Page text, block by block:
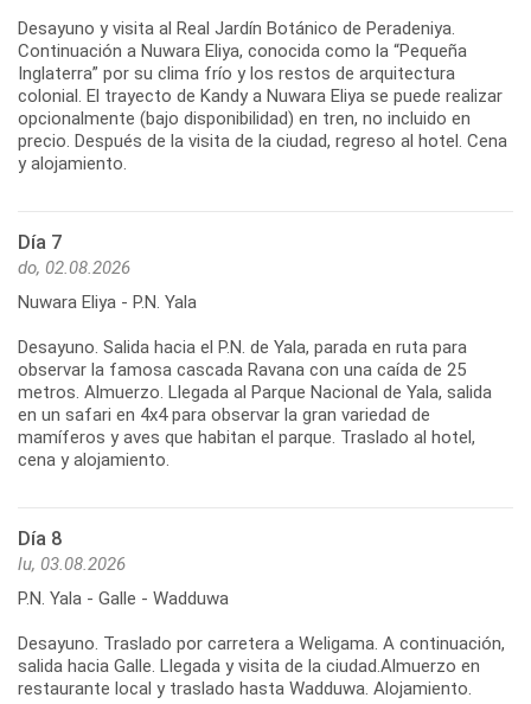
Desayuno y visita al Real Jardín Botánico de Peradeniya.
Continuación a Nuwara Eliya, conocida como la “Pequeña
Inglaterra” por su clima frío y los restos de arquitectura
colonial. El trayecto de Kandy a Nuwara Eliya se puede realizar
opcionalmente (bajo disponibilidad) en tren, no incluido en
precio. Después de la visita de la ciudad, regreso al hotel. Cena
Día 7
do, 02.08.2026
Nuwara Eliya - P.N. Yala
Desayuno. Salida hacia el P.N. de Yala, parada en ruta para
observar la famosa cascada Ravana con una caída de 25
metros. Almuerzo. Llegada al Parque Nacional de Yala, salida
en un safari en 4x4 para observar la gran variedad de
mamíferos y aves que habitan el parque. Traslado al hotel,
Día 8
lu, 03.08.2026
P.N. Yala - Galle - Wadduwa
Desayuno. Traslado por carretera a Weligama. A continuación,
salida hacia Galle. Llegada y visita de la ciudad.Almuerzo en